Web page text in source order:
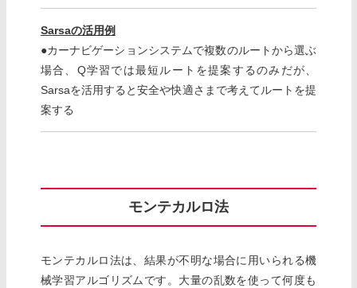
Sarsaの活用例
●カーナビゲーションシステムで複数のルートから選ぶ
場合、Q学習では最短ルートを提案するのみだが、
Sarsaを活用すると安全や快適さまで考えてルートを提
案する
モンテカルロ法
モンテカルロ法は、結果が不明な場合に用いられる機
械学習アルゴリズムです。大量の乱数を使って何度も